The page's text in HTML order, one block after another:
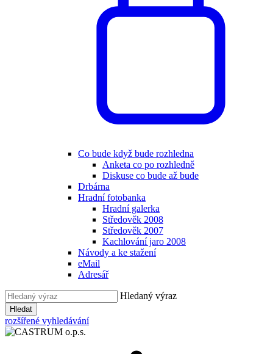
Co bude když bude rozhledna
Anketa co po rozhledně
Diskuse co bude až bude
Drbárna
Hradní fotobanka
Hradní galerka
Středověk 2008
Středověk 2007
Kachlování jaro 2008
Návody a ke stažení
eMail
Adresář
Hledaný výraz
Hledat
rozšířené vyhledávání